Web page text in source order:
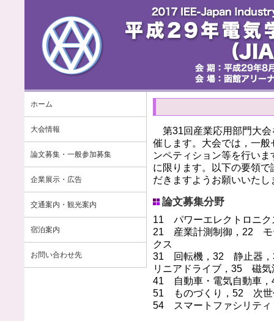
ホーム
大会情報
論文募集・一般参加募集
企業展示・広告
交通案内・観光案内
宿泊案内
お問い合わせ先
第31回産業応用部門大会
催します。大会では，一
ンペティション等を行い
に限ります。以下の要領
だきますようお願いいたし
論文募集分野
11 パワーエレクトロニ
21 産業計測制御，22 モ
クス
31 回転機，32 静止器
リニアドライブ，35 磁
41 自動車・電気自動車
51 ものづくり，52 次世
54 スマートファシリテ